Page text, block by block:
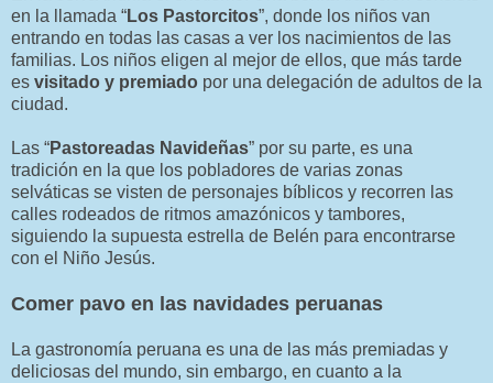
en la llamada “Los Pastorcitos”, donde los niños van
entrando en todas las casas a ver los nacimientos de las
familias. Los niños eligen al mejor de ellos, que más tarde
es visitado y premiado por una delegación de adultos de la
ciudad.
Las “Pastoreadas Navideñas” por su parte, es una
tradición en la que los pobladores de varias zonas
selváticas se visten de personajes bíblicos y recorren las
calles rodeados de ritmos amazónicos y tambores,
siguiendo la supuesta estrella de Belén para encontrarse
con el Niño Jesús.
Comer pavo en las navidades peruanas
La gastronomía peruana es una de las más premiadas y
deliciosas del mundo, sin embargo, en cuanto a la